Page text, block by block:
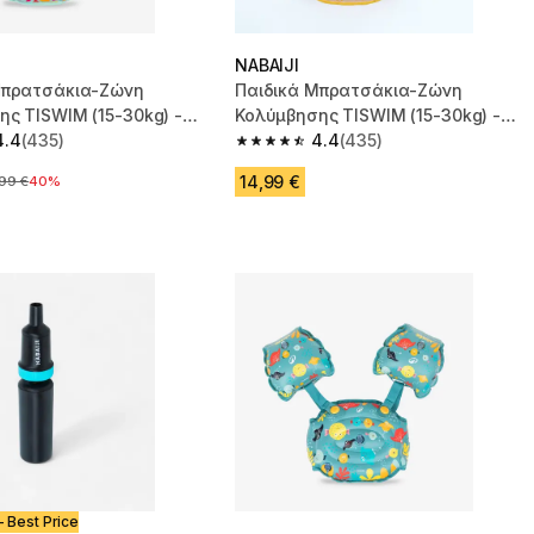
Ζώνη
TISWIM (15-30kg) -
stars from 435 reviews
(435)
τιμή
€40%
NABAIJI
Παιδικά Μπρατσάκια-Ζώνη
Κολύμβησης TISWIM (15-30kg) -
Μπεζ
4.4
4.4 out of 5 stars from 435 reviews
(435)
14,99 €
Best Price